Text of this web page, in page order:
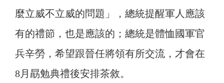
麼立威不立威的問題」，總統提醒軍人應該
有的禮節，也是應該的；總統是體恤國軍官
兵辛勞，希望跟晉任將領有所交流，才會在
8月勗勉典禮後安排茶敘。